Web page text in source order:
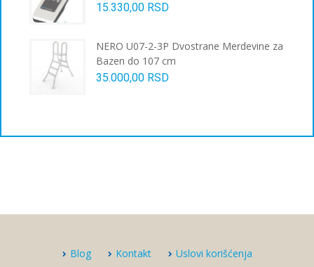
15.330,00 RSD
NERO U07-2-3P Dvostrane Merdevine za
Bazen do 107 cm
35.000,00 RSD
Blog Kontakt Uslovi korišćenja